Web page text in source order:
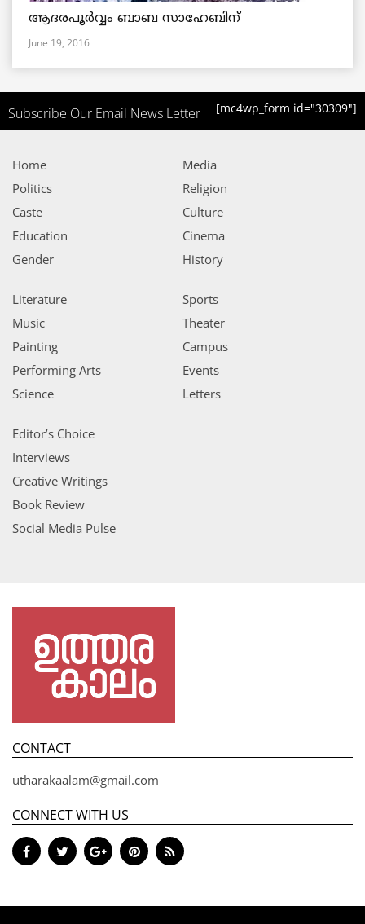
ആദരപൂര്‍വ്വം ബാബ സാഹേബിന്
June 19, 2016
Subscribe Our Email News Letter [mc4wp_form id="30309"]
Home
Politics
Caste
Education
Gender
Media
Religion
Culture
Cinema
History
Literature
Music
Painting
Performing Arts
Science
Sports
Theater
Campus
Events
Letters
Editor’s Choice
Interviews
Creative Writings
Book Review
Social Media Pulse
CONTACT
utharakaalam@gmail.com
CONNECT WITH US